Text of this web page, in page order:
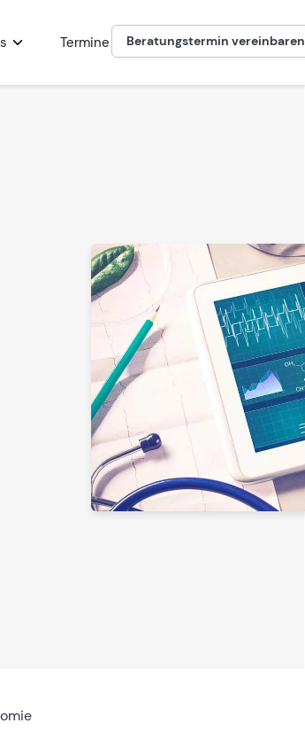
Termine Beratungstermin vereinbaren